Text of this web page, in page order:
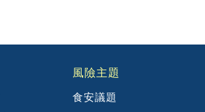
風險主題
食安議題